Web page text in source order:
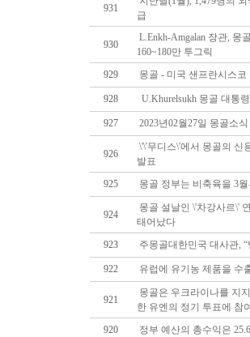
931
급
930
L.Enkh-Amgalan 장관, 몽
160~180만 투그릭
929
몽골 - 미국 샌프란시스코
928 U.Khurelsukh 몽골 대통
927 2023년02월27일 몽골소식
926
\'\'무디스\'에서 몽골의 신
발표
925
몽골 정부는 비축육을 3
924
몽골 설날인 \'차강사르\'
태어났다
923
주몽골대한민국 대사관,
922 유럽에 유기농 제품을 수
921
몽골은 우크라이나를 지
한 유엔의 정기 투표에 참
920
정부 예산의 총수익은